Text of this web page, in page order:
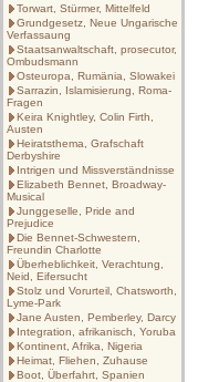
Torwart, Stürmer, Mittelfeld
Grundgesetz, Neue Ungarische
Verfassaung
Staatsanwaltschaft, prosecutor,
Ombudsmann
Osteuropa, Rumänia, Slowakei
Sarrazin, Islamisierung, Roma-
Fragen
Keira Knightley, Colin Firth,
Austen
Heiratsthema, Grafschaft
Derbyshire
Intrigen und Missverständnisse
Elizabeth Bennet, Broadway-
Musical
Junggeselle, Pride and
Prejudice
Die Bennet-Schwestern,
Freundin Charlotte
Überheblichkeit, Verachtung,
Neid, Eifersucht
Stolz und Vorurteil, Chatsworth,
Lyme-Park
Jane Austen, Pemberley, Darcy
Integration, afrikanisch, Yoruba
Kontinent, Afrika, Nigeria
Heimat, Fliehen, Zuhause
Boot, Überfahrt, Spanien